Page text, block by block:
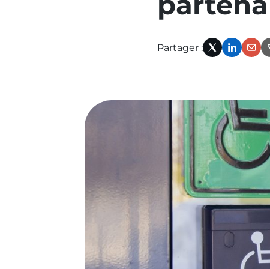
Partager :
X
mission-